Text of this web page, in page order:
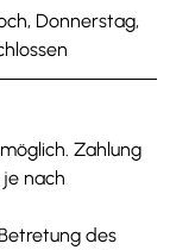
Donnerstag,
Zahlung
nach
des